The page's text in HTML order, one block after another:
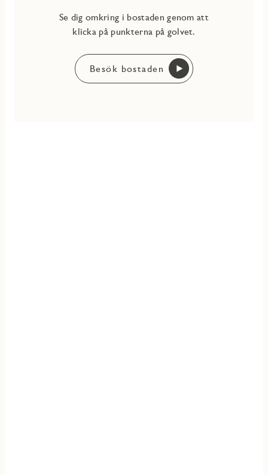
Se dig omkring i bostaden genom att
klicka på punkterna på golvet.
Besök bostaden